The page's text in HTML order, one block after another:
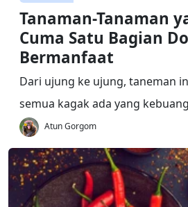
Tanaman-Tanaman
Cuma Satu Bagian
Bermanfaat
Dari ujung ke ujung, taneman
semua kagak ada yang
Atun Gorgom